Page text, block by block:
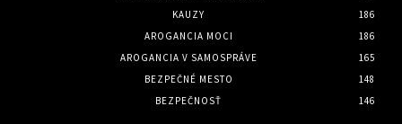
KAUZY
186
AROGANCIA MOCI
186
AROGANCIA V SAMOSPRÁVE
165
BEZPEČNÉ MESTO
148
BEZPEČNOSŤ
146